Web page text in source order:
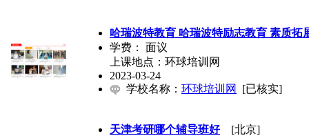
哈瑞波特教育 哈瑞波特励志教育 素质拓
学费： 面议
上课地点：环球培训网
2023-03-24
学校名称： 环球培训网 [已核实]
天津考研哪个辅导班好[北京]